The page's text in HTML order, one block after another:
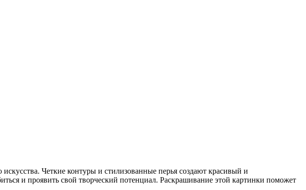
Четкие контуры и стилизованные перья создают красивый и
и проявить свой творческий потенциал. Раскрашивание этой картинки поможет